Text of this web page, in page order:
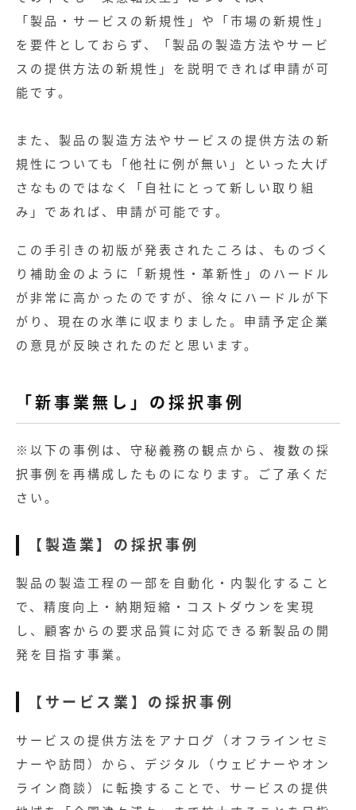
「製品・サービスの新規性」や「市場の新規性」
を要件としておらず、「製品の製造方法やサービ
スの提供方法の新規性」を説明できれば申請が可
能です。
また、製品の製造方法やサービスの提供方法の新
規性についても「他社に例が無い」といった大げ
さなものではなく「自社にとって新しい取り組
み」であれば、申請が可能です。
この手引きの初版が発表されたころは、ものづく
り補助金のように「新規性・革新性」のハードル
が非常に高かったのですが、徐々にハードルが下
がり、現在の水準に収まりました。申請予定企業
の意見が反映されたのだと思います。
「新事業無し」の採択事例
※以下の事例は、守秘義務の観点から、複数の採
択事例を再構成したものになります。ご了承くだ
さい。
【製造業】の採択事例
製品の製造工程の一部を自動化・内製化すること
で、精度向上・納期短縮・コストダウンを実現
し、顧客からの要求品質に対応できる新製品の開
発を目指す事業。
【サービス業】の採択事例
サービスの提供方法をアナログ（オフラインセミ
ナーや訪問）から、デジタル（ウェビナーやオン
ライン商談）に転換することで、サービスの提供